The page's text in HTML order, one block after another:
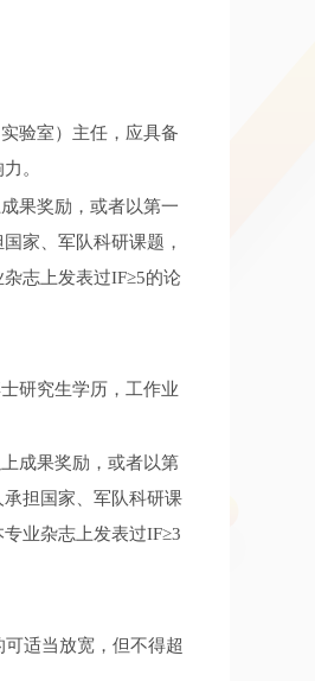
验室）主任，应具备
。
果奖励，或者以第一
家、军队科研课题，
志上发表过IF≥5的论
研究生学历，工作业
成果奖励，或者以第
担国家、军队科研课
业杂志上发表过IF≥3
适当放宽，但不得超